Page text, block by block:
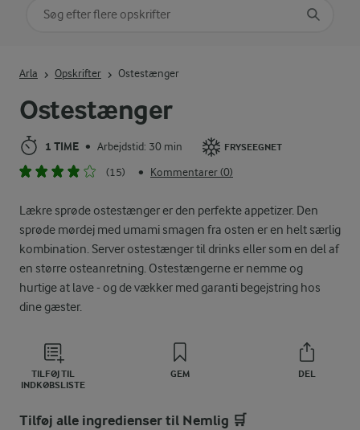
Ostestænger
1 TIME • Arbejdstid: 30 min FRYSEEGNET
(15) • Kommentarer (0)
Lækre sprøde ostestænger er den perfekte appetizer. Den
sprøde mørdej med umami smagen fra osten er en helt særlig
kombination. Server ostestænger til drinks eller som en del af
en større osteanretning. Ostestængerne er nemme og
hurtige at lave - og de vækker med garanti begejstring hos
dine gæster.
TILFØJ TIL
INDKØBSLISTE
GEM DEL
Arla Opskrifter Ostestænger
Tilføj alle ingredienser til Nemlig 🛒
Søg på kategori